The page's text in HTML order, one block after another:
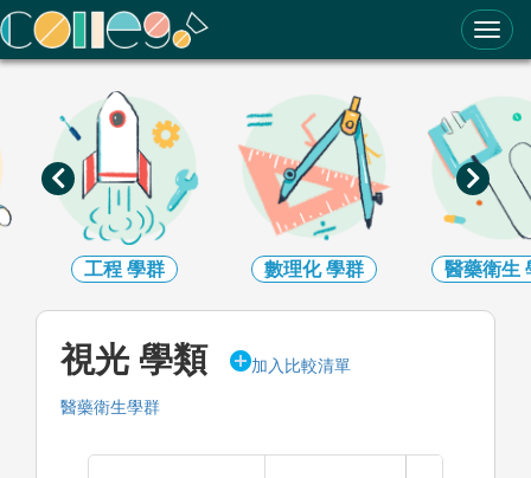
ColleGo! 大學選才與高中育才輔助系統
數理化學群 醫藥衛生學群 生命科學
視光 學類 加入比較清單
醫藥衛生學群